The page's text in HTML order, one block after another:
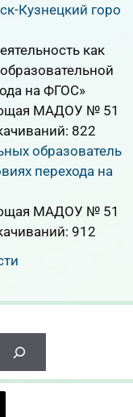
Кузнецкий горо
как
на ФГОС»
МАДОУ № 51
822
образователь
перехода на
МАДОУ № 51
912